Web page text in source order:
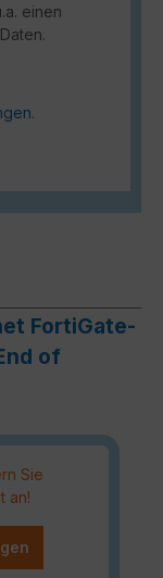
einen
FortiGate-
of
Sie
an!